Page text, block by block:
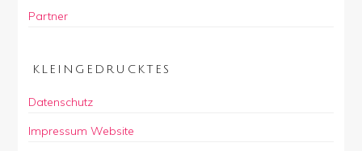
Partner
KLEINGEDRUCKTES
Datenschutz
Impressum Website